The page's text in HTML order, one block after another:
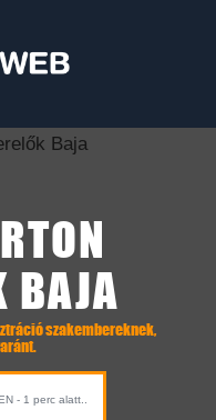
BAJA
szakembereknek,